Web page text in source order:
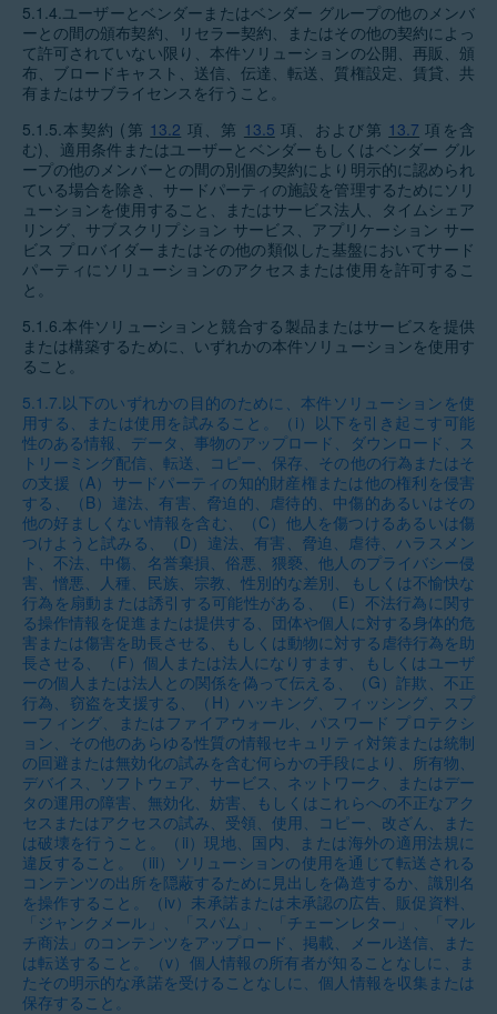
5.1.4.ユーザーとベンダーまたはベンダー グループの他のメンバ
ーとの間の頒布契約、リセラー契約、またはその他の契約によっ
て許可されていない限り、本件ソリューションの公開、再販、頒
布、ブロードキャスト、送信、伝達、転送、質権設定、賃貸、共
有またはサブライセンスを行うこと。
5.1.5.本契約 (第 13.2 項、第 13.5 項、および第 13.7 項を含
む)、適用条件またはユーザーとベンダーもしくはベンダー グル
ープの他のメンバーとの間の別個の契約により明示的に認められ
ている場合を除き、サードパーティの施設を管理するためにソリ
ューションを使用すること、またはサービス法人、タイムシェア
リング、サブスクリプション サービス、アプリケーション サー
ビス プロバイダーまたはその他の類似した基盤においてサード
パーティにソリューションのアクセスまたは使用を許可するこ
と。
5.1.6.本件ソリューションと競合する製品またはサービスを提供
または構築するために、いずれかの本件ソリューションを使用す
ること。
5.1.7.以下のいずれかの目的のために、本件ソリューションを使
用する、または使用を試みること。（i）以下を引き起こす可能
性のある情報、データ、事物のアップロード、ダウンロード、ス
トリーミング配信、転送、コピー、保存、その他の行為またはそ
の支援（A）サードパーティの知的財産権または他の権利を侵害
する、（B）違法、有害、脅迫的、虐待的、中傷的あるいはその
他の好ましくない情報を含む、（C）他人を傷つけるあるいは傷
つけようと試みる、（D）違法、有害、脅迫、虐待、ハラスメン
ト、不法、中傷、名誉棄損、俗悪、猥褻、他人のプライバシー侵
害、憎悪、人種、民族、宗教、性別的な差別、もしくは不愉快な
行為を扇動または誘引する可能性がある、（E）不法行為に関す
る操作情報を促進または提供する、団体や個人に対する身体的危
害または傷害を助長させる、もしくは動物に対する虐待行為を助
長させる、（F）個人または法人になりすます、もしくはユーザ
ーの個人または法人との関係を偽って伝える、（G）詐欺、不正
行為、窃盗を支援する、（H）ハッキング、フィッシング、スプ
ーフィング、またはファイアウォール、パスワード プロテクシ
ョン、その他のあらゆる性質の情報セキュリティ対策または統制
の回避または無効化の試みを含む何らかの手段により、所有物、
デバイス、ソフトウェア、サービス、ネットワーク、またはデー
タの運用の障害、無効化、妨害、もしくはこれらへの不正なアク
セスまたはアクセスの試み、受領、使用、コピー、改ざん、また
は破壊を行うこと。（ii）現地、国内、または海外の適用法規に
違反すること。（iii）ソリューションの使用を通じて転送される
コンテンツの出所を隠蔽するために見出しを偽造するか、識別名
を操作すること。（iv）未承諾または未承認の広告、販促資料、
「ジャンクメール」、「スパム」、「チェーンレター」、「マル
チ商法」のコンテンツをアップロード、掲載、メール送信、また
は転送すること。（v）個人情報の所有者が知ることなしに、ま
たその明示的な承諾を受けることなしに、個人情報を収集または
保存すること。